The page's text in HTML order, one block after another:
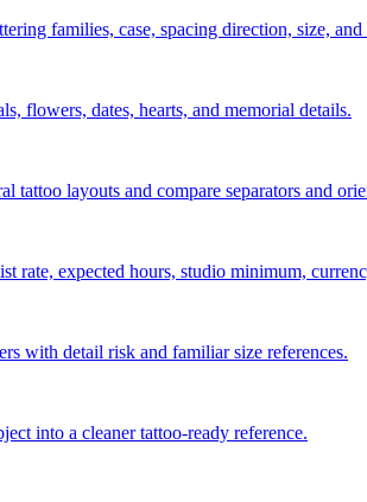
families, case, spacing direction, size,
flowers, dates, hearts, and memorial details.
tattoo layouts and compare separators and
rate, expected hours, studio minimum,
with detail risk and familiar size references.
into a cleaner tattoo-ready reference.